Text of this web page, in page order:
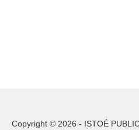
Copyright © 2026 - ISTOÉ